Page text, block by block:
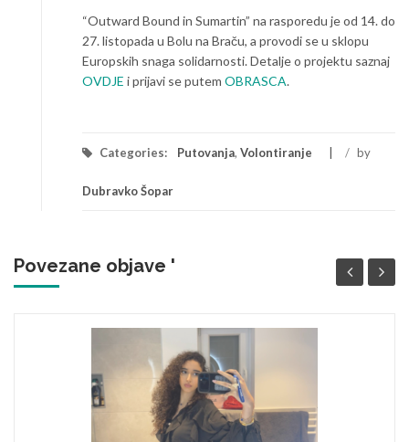
“Outward Bound in Sumartin” na rasporedu je od 14. do
27. listopada u Bolu na Braču, a provodi se u sklopu
Europskih snaga solidarnosti. Detalje o projektu saznaj
OVDJE i prijavi se putem OBRASCA.
Categories: Putovanja, Volontiranje / by
Dubravko Šopar
Povezane objave '